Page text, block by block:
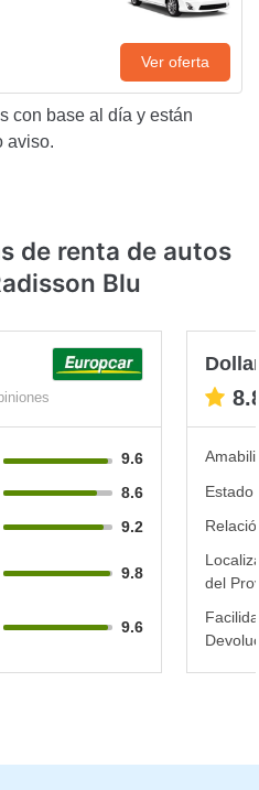
Ver oferta
con base al día y están
aviso.
de renta de autos
Blu
9.6
8.6
9.2
9.8
9.6
Estado
del